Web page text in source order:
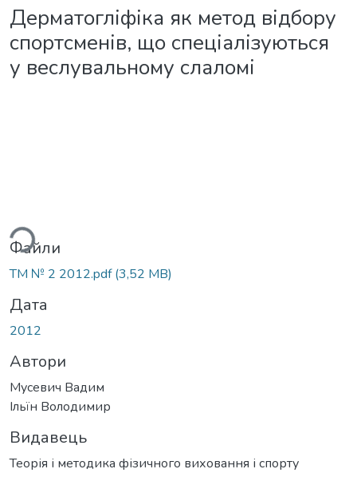
Дерматогліфіка як метод відбору
спортсменів, що спеціалізуються
у веслувальному слаломі
Файли
ТМ № 2 2012.pdf(3,52 MB)
Дата
2012
Автори
Мусевич Вадим
Ільїн Володимир
Видавець
Теорія і методика фізичного виховання і спорту